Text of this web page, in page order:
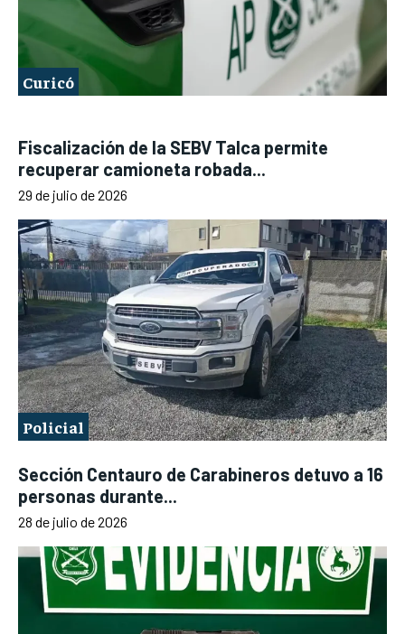
Curicó
Fiscalización de la SEBV Talca permite
recuperar camioneta robada...
29 de julio de 2026
Policial
Sección Centauro de Carabineros detuvo a 16
personas durante...
28 de julio de 2026